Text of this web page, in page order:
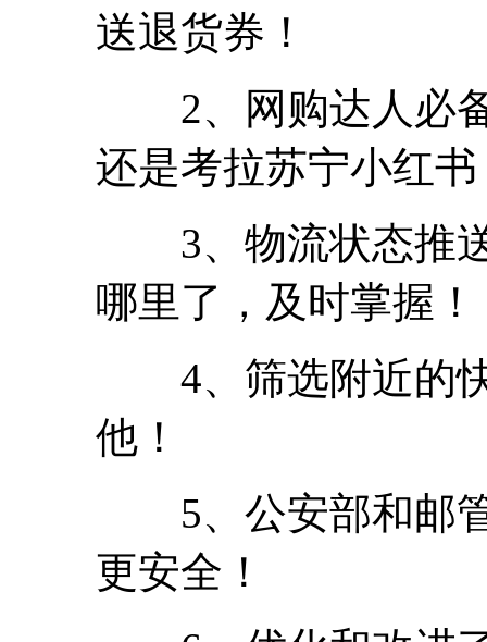
送退货券！
2、网购达人必备
还是考拉苏宁小红
3、物流状态推送
哪里了，及时掌握！
4、筛选附近的快
他！
5、公安部和邮管
更安全！